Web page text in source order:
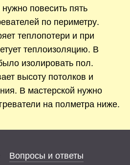
повесить пять
по периметру.
теплопотери и при
теплоизоляцию. В
изолировать пол.
высоту потолков и
В мастерской нужно
на полметра ниже.
Вопросы и ответы